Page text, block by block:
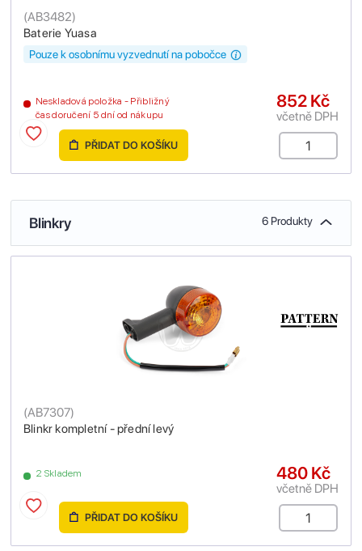
Baterie Yuasa
(AB3482)
Neskladová položka - Přibližný
čas doručení 5 dní od nákupu
Pouze k osobnímu vyzvednutí na pobočce
852 Kč
včetně DPH
PŘIDAT DO KOŠÍKU
Blinkry 6 Produkty
Blinkr kompletní - přední levý
(AB7307)
2 Skladem 480 Kč
včetně DPH
PŘIDAT DO KOŠÍKU